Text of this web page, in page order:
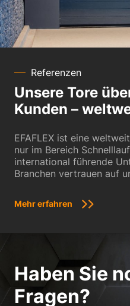
Referenzen
Unsere Tore
Kunden –
EFAFLEX ist eine
nur im Bereich
international führende
Branchen vertrauen auf
Mehr erfahren
Haben Sie
Fragen?